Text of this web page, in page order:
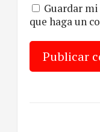
Guardar
que haga un